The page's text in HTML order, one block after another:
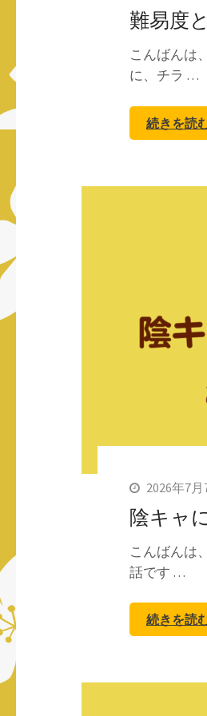
難易度
こんばんは
に、チラ …
続きを読
2026年7月
陰キャ
こんばんは
話です …
続きを読